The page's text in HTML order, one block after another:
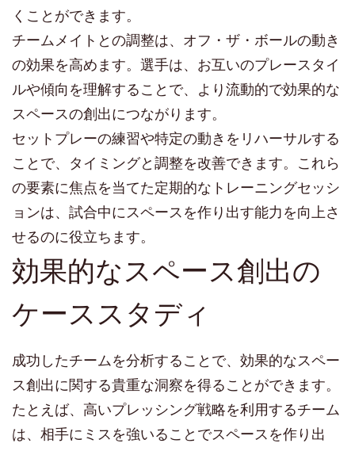
くことができます。
チームメイトとの調整は、オフ・ザ・ボールの動き
の効果を高めます。選手は、お互いのプレースタイ
ルや傾向を理解することで、より流動的で効果的な
スペースの創出につながります。
セットプレーの練習や特定の動きをリハーサルする
ことで、タイミングと調整を改善できます。これら
の要素に焦点を当てた定期的なトレーニングセッシ
ョンは、試合中にスペースを作り出す能力を向上さ
せるのに役立ちます。
効果的なスペース創出の
ケーススタディ
成功したチームを分析することで、効果的なスペー
ス創出に関する貴重な洞察を得ることができます。
たとえば、高いプレッシング戦略を利用するチーム
は、相手にミスを強いることでスペースを作り出